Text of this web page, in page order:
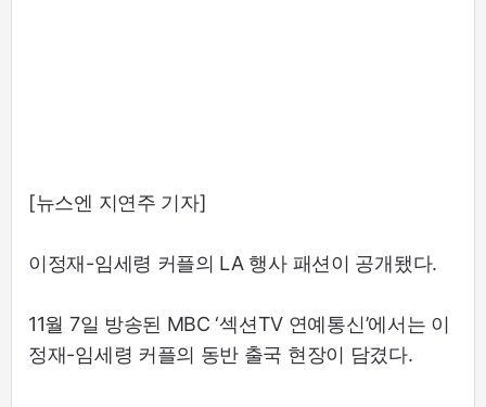
[뉴스엔 지연주 기자]
이정재-임세령 커플의 LA 행사 패션이 공개됐다.
11월 7일 방송된 MBC ‘섹션TV 연예통신’에서는 이
정재-임세령 커플의 동반 출국 현장이 담겼다.